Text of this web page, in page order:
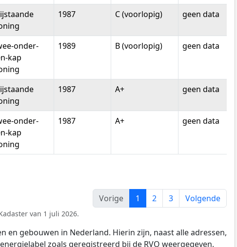
1987 C (voorlopig) geen data
onder-
kap
1989 B (voorlopig) geen data
1987 A+ geen data
onder-
kap
1987 A+ geen data
Vorige
1 2 3 Volgende
van 1 juli 2026.
en gebouwen in Nederland. Hierin zijn, naast alle adressen,
zoals geregistreerd bij de RVO weergegeven.